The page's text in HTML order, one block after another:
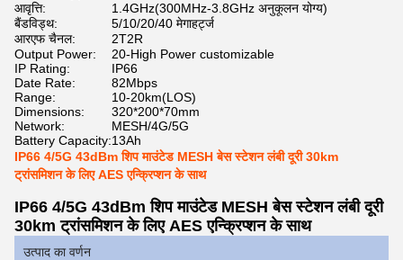
आवृत्ति:
1.4GHz(300MHz-3.8GHz अनुकूलन योग्य)
बैंडविड्थ:
5/10/20/40 मेगाहर्ट्ज
आरएफ चैनल:
2T2R
Output Power:
20-High Power customizable
IP Rating:
IP66
Date Rate:
82Mbps
Range:
10-20km(LOS)
Dimensions:
320*200*70mm
Network:
MESH/4G/5G
Battery Capacity:13Ah
IP66 4/5G 43dBm शिप माउंटेड MESH बेस स्टेशन लंबी दूरी 30km
ट्रांसमिशन के लिए AES एन्क्रिप्शन के साथ
IP66 4/5G 43dBm शिप माउंटेड MESH बेस स्टेशन लंबी दूरी
30km ट्रांसमिशन के लिए AES एन्क्रिप्शन के साथ
उत्पाद का वर्णन